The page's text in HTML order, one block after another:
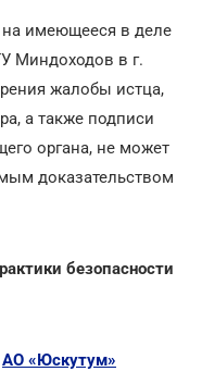
имеющееся в деле
Миндоходов в г.
жалобы истца,
а также подписи
органа, не может
доказательством
безопасности
АО «Юскутум»